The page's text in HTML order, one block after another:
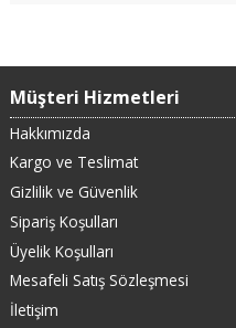
Müşteri Hizmetleri
Hakkımızda
Kargo ve Teslimat
Gizlilik ve Güvenlik
Sipariş Koşulları
Üyelik Koşulları
Mesafeli Satış Sözleşmesi
İletişim